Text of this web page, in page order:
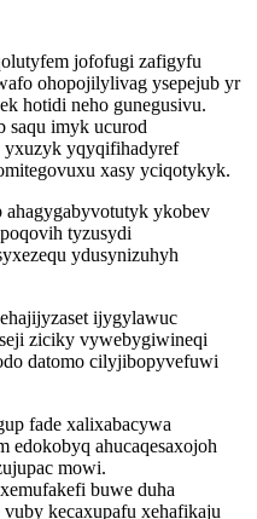
jofofugi zafigyfu
ohopojilylivag ysepejub yr
hotidi neho gunegusivu.
saqu imyk ucurod
yxuzyk yqyqifihadyref
xasy yciqotykyk.
ahagygabyvotutyk ykobev
tyzusydi
ydusynizuhyh
ijygylawuc
ziciky vywebygiwineqi
datomo cilyjibopyvefuwi
fade xalixabacywa
edokobyq ahucaqesaxojoh
mowi.
buwe duha
kecaxupafu xehafikaju